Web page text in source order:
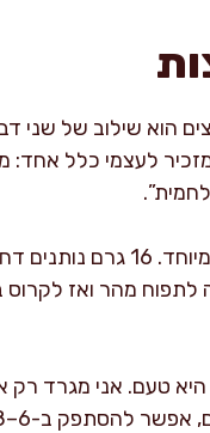
הוא שילוב של שני
לעצמי כלל
דיוק באבקת אפייה
לתפוח מהר ואז
היא טעם. אני מגרד
עדינים, 10 גרם נותנים “אגרוף” תפוזי מדויק.